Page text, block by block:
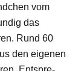
vom
das
Rund 60
den eige­nen